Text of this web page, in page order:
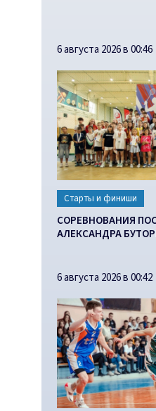
6 августа 2026 в 00:46
Старты и финиши
СОРЕВНОВАНИЯ
АЛЕКСАНДРА
6 августа 2026 в 00:42